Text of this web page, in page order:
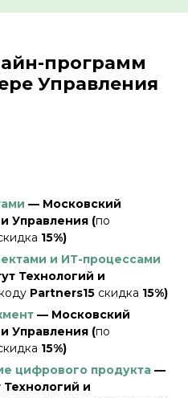
программ
Управления
— Московский
Управления (по
15%)
и ИТ-процессами
Технологий и
Partners15 скидка 15%)
— Московский
Управления (по
15%)
цифрового продукта —
и